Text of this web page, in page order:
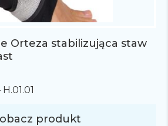
Orteza stabilizująca staw
produkt